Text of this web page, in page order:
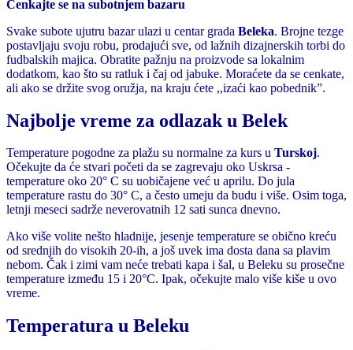
Cenkajte se na subotnjem bazaru
Svake subote ujutru bazar ulazi u centar grada Beleka. Brojne tezge
postavljaju svoju robu, prodajući sve, od lažnih dizajnerskih torbi do
fudbalskih majica. Obratite pažnju na proizvode sa lokalnim
dodatkom, kao što su ratluk i čaj od jabuke. Moraćete da se cenkate,
ali ako se držite svog oružja, na kraju ćete ,,izaći kao pobednik”.
Najbolje vreme za odlazak u Belek
Temperature pogodne za plažu su normalne za kurs u Turskoj.
Očekujte da će stvari početi da se zagrevaju oko Uskrsa -
temperature oko 20° C su uobičajene već u aprilu. Do jula
temperature rastu do 30° C, a često umeju da budu i više. Osim toga,
letnji meseci sadrže neverovatnih 12 sati sunca dnevno.
Ako više volite nešto hladnije, jesenje temperature se obično kreću
od srednjih do visokih 20-ih, a još uvek ima dosta dana sa plavim
nebom. Čak i zimi vam neće trebati kapa i šal, u Beleku su prosečne
temperature između 15 i 20°C. Ipak, očekujte malo više kiše u ovo
vreme.
Temperatura u Beleku